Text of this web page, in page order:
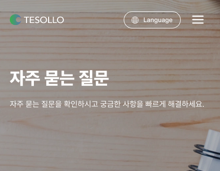
건너뛰기
Main
Menu
자주 묻는 질문
자주 묻는 질문을 확인하시고 궁금한 사항을 빠르게 해결하세요.